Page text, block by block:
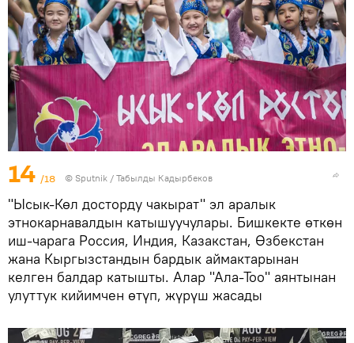
14 /18 © Sputnik / Табылды Кадырбеков
"Ысык-Көл досторду чакырат" эл аралык
этнокарнавалдын катышуучулары. Бишкекте өткөн
иш-чарага Россия, Индия, Казакстан, Өзбекстан
жана Кыргызстандын бардык аймактарынан
келген балдар катышты. Алар "Ала-Тоо" аянтынан
улуттук кийимчен өтүп, жүрүш жасады